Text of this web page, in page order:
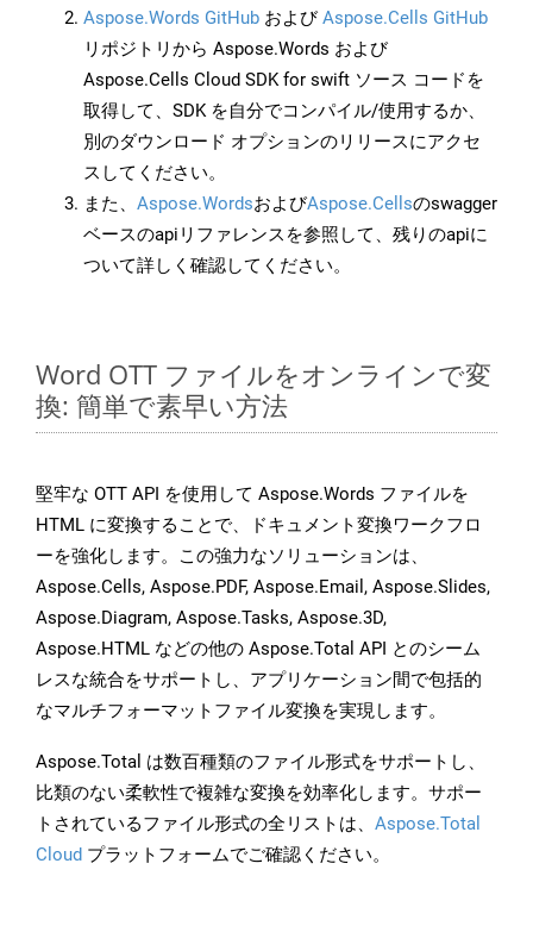
Aspose.Words GitHub およびAspose.Cells GitHub
リポジトリから Aspose.Words および
Aspose.Cells Cloud SDK for swift ソース コードを
取得して、SDK を自分でコンパイル/使用するか、
別のダウンロード オプションのリリースにアクセ
スしてください。
また、 Aspose.WordsおよびAspose.Cellsのswagger
ベースのapiリファレンスを参照して、残りのapiに
ついて詳しく確認してください。
Word OTT ファイルをオンラインで変
換: 簡単で素早い方法
堅牢な OTT API を使用して Aspose.Words ファイルを
HTML に変換することで、ドキュメント変換ワークフロ
ーを強化します。この強力なソリューションは、
Aspose.Cells, Aspose.PDF, Aspose.Email, Aspose.Slides,
Aspose.Diagram, Aspose.Tasks, Aspose.3D,
Aspose.HTML などの他の Aspose.Total API とのシーム
レスな統合をサポートし、アプリケーション間で包括的
なマルチフォーマットファイル変換を実現します。
Aspose.Total は数百種類のファイル形式をサポートし、
比類のない柔軟性で複雑な変換を効率化します。サポー
トされているファイル形式の全リストは、 Aspose.Total
Cloud プラットフォームでご確認ください。